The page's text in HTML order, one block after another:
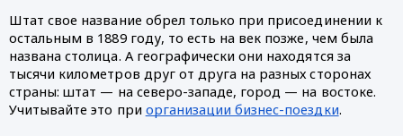
Штат свое название обрел только при присоединении к
остальным в 1889 году, то есть на век позже, чем была
названа столица. А географически они находятся за
тысячи километров друг от друга на разных сторонах
страны: штат — на северо-западе, город — на востоке.
Учитывайте это при организации бизнес-поездки.